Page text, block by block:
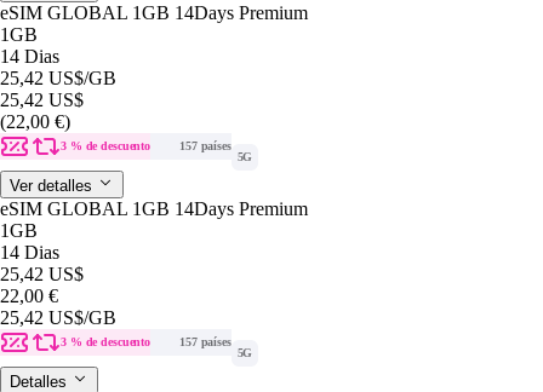
eSIM GLOBAL 1GB 14Days Premium
1GB
14 Dias
25,42 US$/GB
25,42 US$
(22,00 €)
3 % de descuento
157 países
5G
Ver detalles
eSIM GLOBAL 1GB 14Days Premium
1GB
14 Dias
25,42 US$
22,00 €
25,42 US$/GB
3 % de descuento
157 países
5G
Detalles